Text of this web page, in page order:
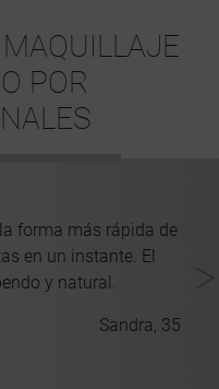
POR
forma más rápida de
en un instante. El
y natural.
Sandra, 35